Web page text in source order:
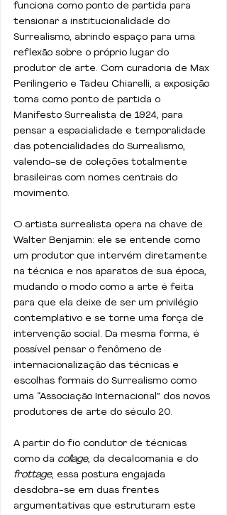
funciona como ponto de partida para
tensionar a institucionalidade do
Surrealismo, abrindo espaço para uma
reflexão sobre o próprio lugar do
produtor de arte. Com curadoria de Max
Perilingerio e Tadeu Chiarelli, a exposição
toma como ponto de partida o
Manifesto Surrealista de 1924, para
pensar a espacialidade e temporalidade
das potencialidades do Surrealismo,
valendo-se de coleções totalmente
brasileiras com nomes centrais do
movimento.
O artista surrealista opera na chave de
Walter Benjamin: ele se entende como
um produtor que intervém diretamente
na técnica e nos aparatos de sua época,
mudando o modo como a arte é feita
para que ela deixe de ser um privilégio
contemplativo e se torne uma força de
intervenção social. Da mesma forma, é
possível pensar o fenômeno de
internacionalização das técnicas e
escolhas formais do Surrealismo como
uma “Associação Internacional” dos novos
produtores de arte do século 20.
A partir do fio condutor de técnicas
como da collage, da decalcomania e do
frottage, essa postura engajada
desdobra-se em duas frentes
argumentativas que estruturam este